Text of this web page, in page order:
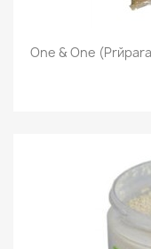
One & One